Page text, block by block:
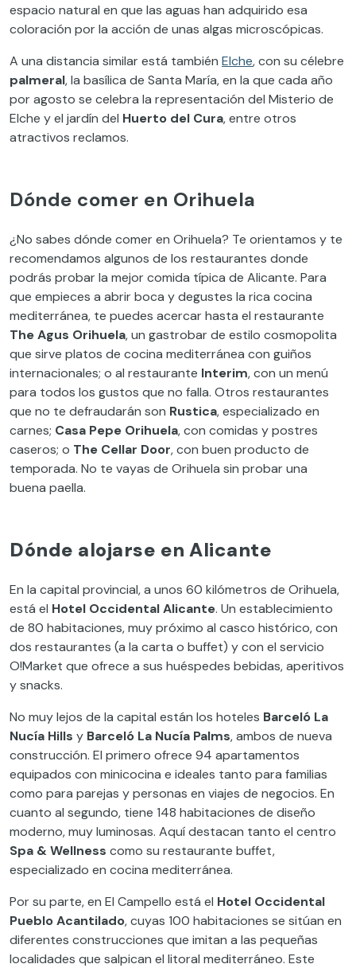
espacio natural en que las aguas han adquirido esa
coloración por la acción de unas algas microscópicas.
A una distancia similar está también Elche, con su célebre
palmeral, la basílica de Santa María, en la que cada año
por agosto se celebra la representación del Misterio de
Elche y el jardín del Huerto del Cura, entre otros
atractivos reclamos.
Dónde comer en Orihuela
¿No sabes dónde comer en Orihuela? Te orientamos y te
recomendamos algunos de los restaurantes donde
podrás probar la mejor comida típica de Alicante. Para
que empieces a abrir boca y degustes la rica cocina
mediterránea, te puedes acercar hasta el restaurante
The Agus Orihuela, un gastrobar de estilo cosmopolita
que sirve platos de cocina mediterránea con guiños
internacionales; o al restaurante Interim, con un menú
para todos los gustos que no falla. Otros restaurantes
que no te defraudarán son Rustica, especializado en
carnes; Casa Pepe Orihuela, con comidas y postres
caseros; o The Cellar Door, con buen producto de
temporada. No te vayas de Orihuela sin probar una
buena paella.
Dónde alojarse en Alicante
En la capital provincial, a unos 60 kilómetros de Orihuela,
está el Hotel Occidental Alicante. Un establecimiento
de 80 habitaciones, muy próximo al casco histórico, con
dos restaurantes (a la carta o buffet) y con el servicio
O!Market que ofrece a sus huéspedes bebidas, aperitivos
y snacks.
No muy lejos de la capital están los hoteles Barceló La
Nucía Hills y Barceló La Nucía Palms, ambos de nueva
construcción. El primero ofrece 94 apartamentos
equipados con minicocina e ideales tanto para familias
como para parejas y personas en viajes de negocios. En
cuanto al segundo, tiene 148 habitaciones de diseño
moderno, muy luminosas. Aquí destacan tanto el centro
Spa & Wellness como su restaurante buffet,
especializado en cocina mediterránea.
Por su parte, en El Campello está el Hotel Occidental
Pueblo Acantilado, cuyas 100 habitaciones se sitúan en
diferentes construcciones que imitan a las pequeñas
localidades que salpican el litoral mediterráneo. Este